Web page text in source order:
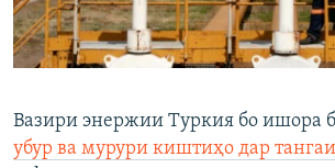
Вазири энержии Туркия бо ишора
убур ва мурури киштиҳо дар